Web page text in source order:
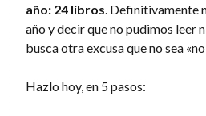
año: 24 libros. Definitivamente
año y decir que no pudimos leer
busca otra excusa que no sea
Hazlo hoy, en 5 pasos: